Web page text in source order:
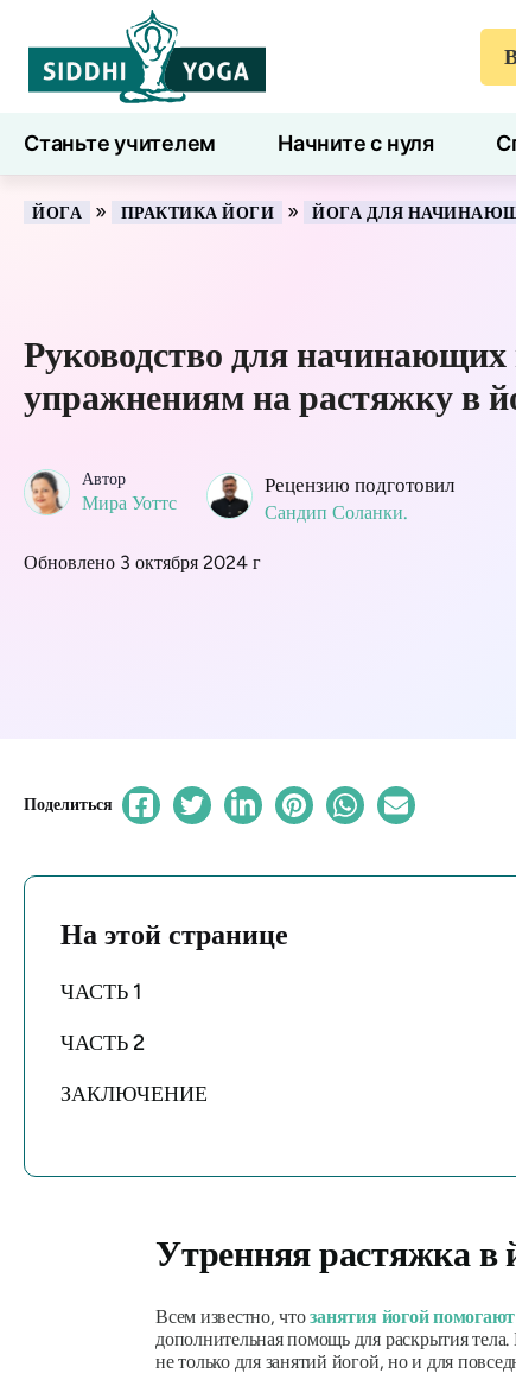
Станьте учителем Начните с нуля
7 дней здоровья Блог Учиться
ЙОГА » ПРАКТИКА ЙОГИ » ЙОГА ДЛЯ
Руководство для начинающих
упражнениям на растяжку в
Автор
Мира Уоттс
Рецензию подготовил
Сандип Соланки.
Обновлено 3 октября 2024 г
Поделиться
На этой странице
ЧАСТЬ 1
ЧАСТЬ 2
ЗАКЛЮЧЕНИЕ
Утренняя растяжка в
Всем известно, чтозанятия йогой
дополнительная помощь для раскрытия
не только для занятий йогой, но и для